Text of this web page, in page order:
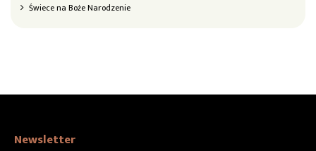
Świece na Boże Narodzenie
Newsletter